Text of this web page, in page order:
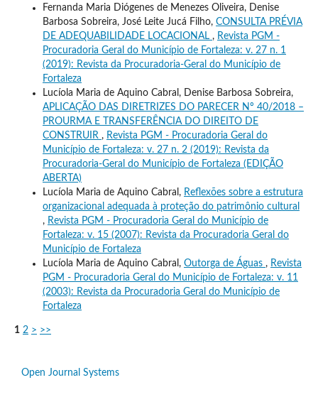
Fernanda Maria Diógenes de Menezes Oliveira, Denise
Barbosa Sobreira, José Leite Jucá Filho, CONSULTA PRÉVIA
DE ADEQUABILIDADE LOCACIONAL , Revista PGM -
Procuradoria Geral do Município de Fortaleza: v. 27 n. 1
(2019): Revista da Procuradoria-Geral do Município de
Fortaleza
Lucíola Maria de Aquino Cabral, Denise Barbosa Sobreira,
APLICAÇÃO DAS DIRETRIZES DO PARECER Nº 40/2018 –
PROURMA E TRANSFERÊNCIA DO DIREITO DE
CONSTRUIR , Revista PGM - Procuradoria Geral do
Município de Fortaleza: v. 27 n. 2 (2019): Revista da
Procuradoria-Geral do Município de Fortaleza (EDIÇÃO
ABERTA)
Lucíola Maria de Aquino Cabral, Reflexões sobre a estrutura
organizacional adequada à proteção do patrimônio cultural
, Revista PGM - Procuradoria Geral do Município de
Fortaleza: v. 15 (2007): Revista da Procuradoria Geral do
Município de Fortaleza
Lucíola Maria de Aquino Cabral, Outorga de Águas , Revista
PGM - Procuradoria Geral do Município de Fortaleza: v. 11
(2003): Revista da Procuradoria Geral do Município de
Fortaleza
1 2 > >>
Open Journal Systems